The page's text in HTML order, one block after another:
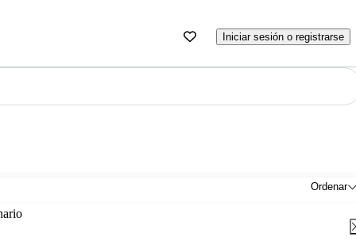
Iniciar sesión o registrarse
Ordenar